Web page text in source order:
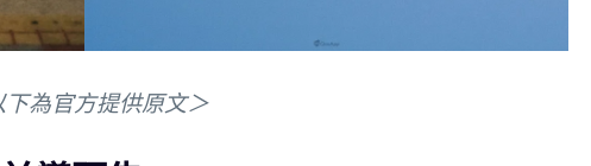
為官方提供原文＞